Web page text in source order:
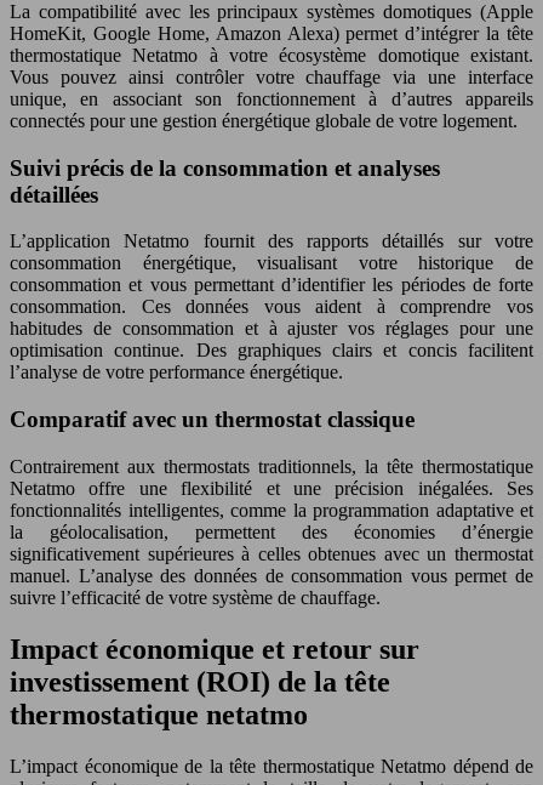
La compatibilité avec les principaux systèmes domotiques (Apple
HomeKit, Google Home, Amazon Alexa) permet d’intégrer la tête
thermostatique Netatmo à votre écosystème domotique existant.
Vous pouvez ainsi contrôler votre chauffage via une interface
unique, en associant son fonctionnement à d’autres appareils
connectés pour une gestion énergétique globale de votre logement.
Suivi précis de la consommation et analyses
détaillées
L’application Netatmo fournit des rapports détaillés sur votre
consommation énergétique, visualisant votre historique de
consommation et vous permettant d’identifier les périodes de forte
consommation. Ces données vous aident à comprendre vos
habitudes de consommation et à ajuster vos réglages pour une
optimisation continue. Des graphiques clairs et concis facilitent
l’analyse de votre performance énergétique.
Comparatif avec un thermostat classique
Contrairement aux thermostats traditionnels, la tête thermostatique
Netatmo offre une flexibilité et une précision inégalées. Ses
fonctionnalités intelligentes, comme la programmation adaptative et
la géolocalisation, permettent des économies d’énergie
significativement supérieures à celles obtenues avec un thermostat
manuel. L’analyse des données de consommation vous permet de
suivre l’efficacité de votre système de chauffage.
Impact économique et retour sur
investissement (ROI) de la tête
thermostatique netatmo
L’impact économique de la tête thermostatique Netatmo dépend de